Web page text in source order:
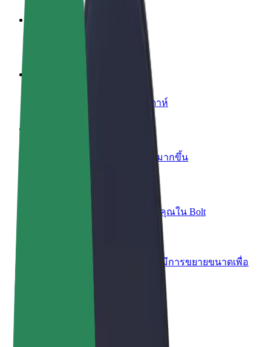
สมัครเป็นคนขับ
ส่งอาหารและรับรายได้ทุกสัปดาห์
เพิ่มรายได้ด้วยการเข้าถึงลูกค้ามากขึ้น
ลงทะเบียนเป็นเจ้าของฟลีท
เพิ่มรายได้ด้วยการเพิ่มฟลีทของคุณใน Bolt
ผลิตภัณฑ์และบริการของ Bolt ที่มีการขยายขนาดเพื่อ